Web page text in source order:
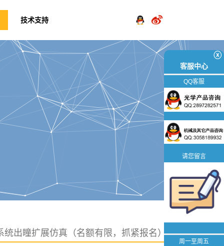
技术支持
出瞳扩展仿真（名额有限，抓紧报名）
ⓧ
客服中心
QQ客服
请您留言
周一至周五